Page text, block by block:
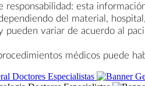
responsabilidad: esta
del material,
pueden variar de acuerdo al
médicos puede